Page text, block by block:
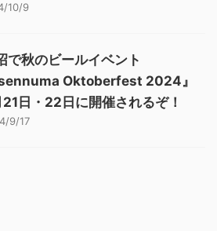
10/9
で秋のビールイベント
Oktoberfest 2024』
日・22日に開催されるぞ！
9/17